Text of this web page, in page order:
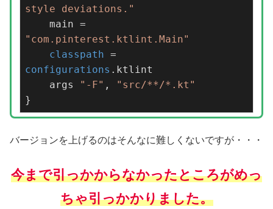
style deviations."
"com.pinterest.ktlint.Main"
classpath
configurations .ktlint
    args
"-F" ,
"src/**/*.kt"
}
バージョンを上げるのはそんなに難しくないですが・・・
今まで引っかからなかったところがめっ
ちゃ引っかかりました。